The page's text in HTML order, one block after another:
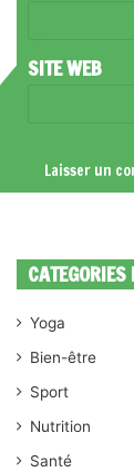
SITE WEB
Yoga
Bien-être
Sport
Nutrition
Santé